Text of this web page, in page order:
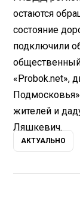
остаются
состояние
подключили
«Probok.net»,
жителей и
Ляшкевич.
АКТУАЛЬНО